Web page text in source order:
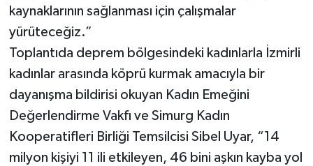
kaynaklarının sağlanması için çalışmalar
yürüteceğiz.”
Toplantıda deprem bölgesindeki kadınlarla İzmirli
kadınlar arasında köprü kurmak amacıyla bir
dayanışma bildirisi okuyan Kadın Emeğini
Değerlendirme Vakfı ve Simurg Kadın
Kooperatifleri Birliği Temsilcisi Sibel Uyar, “14
milyon kişiyi 11 ili etkileyen, 46 bini aşkın kayba yol